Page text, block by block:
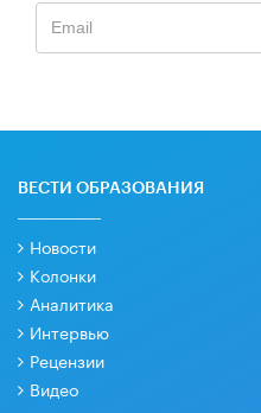
ВЕСТИ ОБРАЗОВАНИЯ
Новости
Колонки
Аналитика
Интервью
Рецензии
Видео